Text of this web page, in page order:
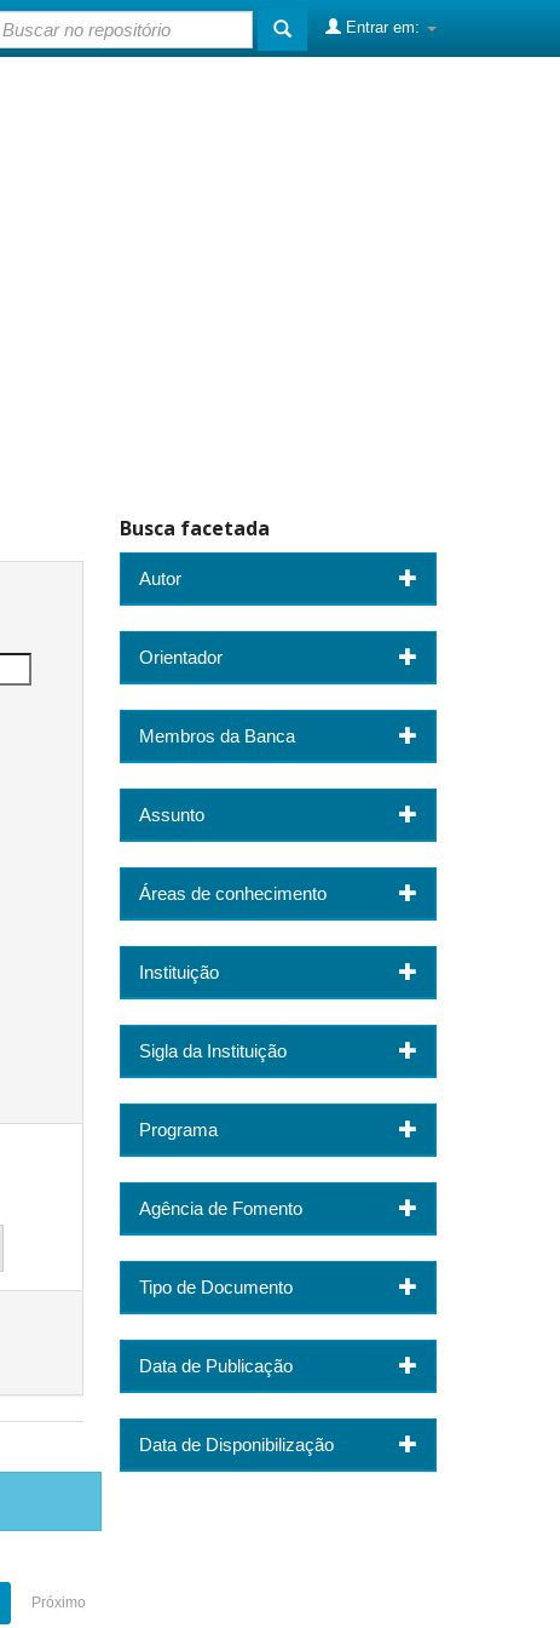
Entrar em:
Próximo
Busca facetada
Autor
Orientador
Membros da Banca
Assunto
Áreas de conhecimento
Instituição
Sigla da Instituição
Programa
Agência de Fomento
Tipo de Documento
Data de Publicação
Data de Disponibilização